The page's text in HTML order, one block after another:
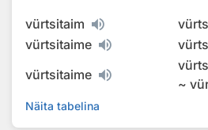
vürtsitaim
vürtsitaime
vürtsitaime
~
Näita tabelina